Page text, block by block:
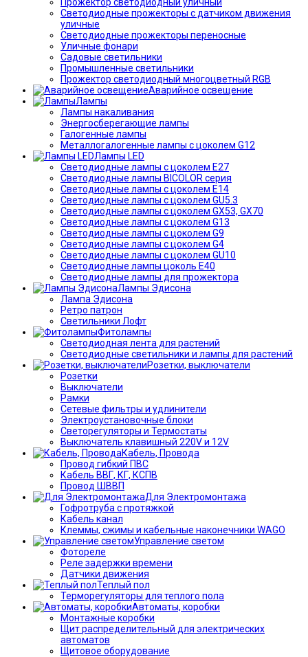
Светодиодные прожекторы с датчиком движения
уличные
Светодиодные прожекторы переносные
Уличные фонари
Садовые светильники
Промышленные светильники
Прожектор светодиодный многоцветный RGB
Аварийное освещение
Лампы
Лампы накаливания
Энергосберегающие лампы
Галогенные лампы
Металлогалогенные лампы с цоколем G12
Лампы LED
Светодиодные лампы с цоколем E27
Светодиодные лампы BICOLOR серия
Светодиодные лампы с цоколем E14
Светодиодные лампы с цоколем GU5.3
Светодиодные лампы с цоколем GX53, GX70
Светодиодные лампы с цоколем G13
Светодиодные лампы с цоколем G9
Светодиодные лампы с цоколем G4
Светодиодные лампы с цоколем GU10
Светодиодные лампы цоколь Е40
Светодиодные лампы для прожектора
Лампы Эдисона
Лампа Эдисона
Ретро патрон
Светильники Лофт
Фитолампы
Светодиодная лента для растений
Светодиодные светильники и лампы для растений
Розетки, выключатели
Розетки
Выключатели
Рамки
Сетевые фильтры и удлинители
Электроустановочные блоки
Светорегуляторы и Термостаты
Выключатель клавишный 220V и 12V
Кабель, Провода
Провод гибкий ПВС
Кабель ВВГ, КГ, КСПВ
Провод ШВВП
Для Электромонтажа
Гофротруба с протяжкой
Кабель канал
Клеммы, сжимы и кабельные наконечники WAGO
Управление светом
Фотореле
Реле задержки времени
Датчики движения
Теплый пол
Терморегуляторы для теплого пола
Автоматы, коробки
Монтажные коробки
Щит распределительный для электрических
автоматов
Щитовое оборудование